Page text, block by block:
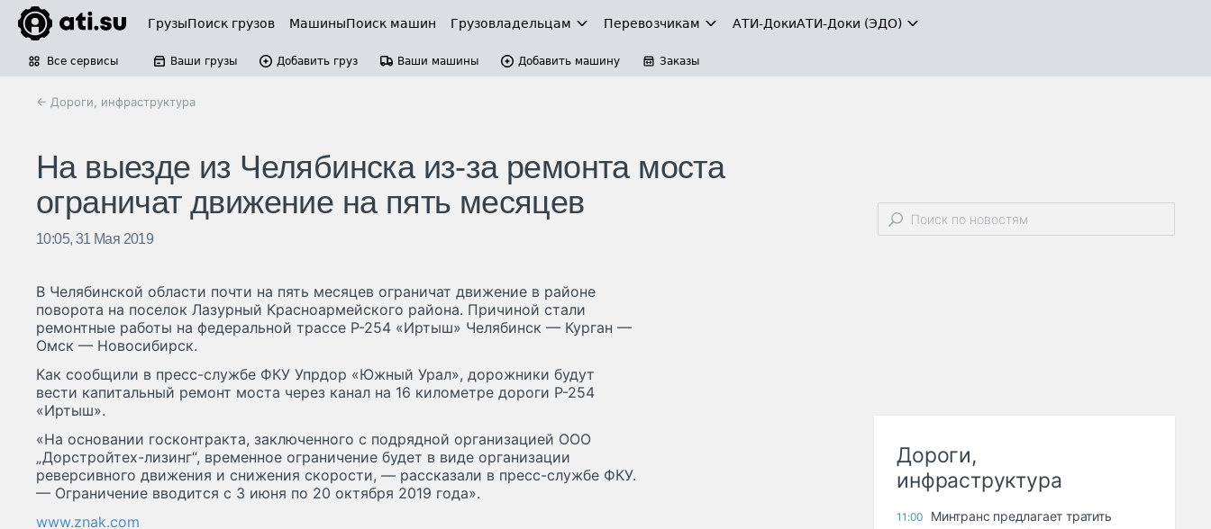
ГрузыПоиск грузов МашиныПоиск машин Грузовладельцам Перевозчикам АТИ-ДокиАТИ-Доки (ЭДО)
Все сервисы Ваши грузы Добавить груз Ваши машины Добавить машину Заказы
← Дороги, инфраструктура
На выезде из Челябинска из-за ремонта моста
ограничат движение на пять месяцев
10:05, 31 Мая 2019
В Челябинской области почти на пять месяцев ограничат движение в районе
поворота на поселок Лазурный Красноармейского района. Причиной стали
ремонтные работы на федеральной трассе Р-254 «Иртыш» Челябинск — Курган —
Омск — Новосибирск.
Как сообщили в пресс-службе ФКУ Упрдор «Южный Урал», дорожники будут
вести капитальный ремонт моста через канал на 16 километре дороги Р-254
«Иртыш».
«На основании госконтракта, заключенного с подрядной организацией ООО
„Дорстройтех-лизинг“, временное ограничение будет в виде организации
реверсивного движения и снижения скорости, — рассказали в пресс-службе ФКУ.
— Ограничение вводится с 3 июня по 20 октября 2019 года».
www.znak.com
Дороги,
инфраструктура
11:00
Минтранс предлагает тратить